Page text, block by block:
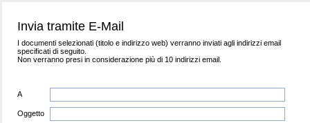
Invia tramite E-Mail
I documenti selezionati (titolo e indirizzo web) verranno inviati agli indirizzi email
specificati di seguito.
Non verranno presi in considerazione più di 10 indirizzi email.
A
Oggetto